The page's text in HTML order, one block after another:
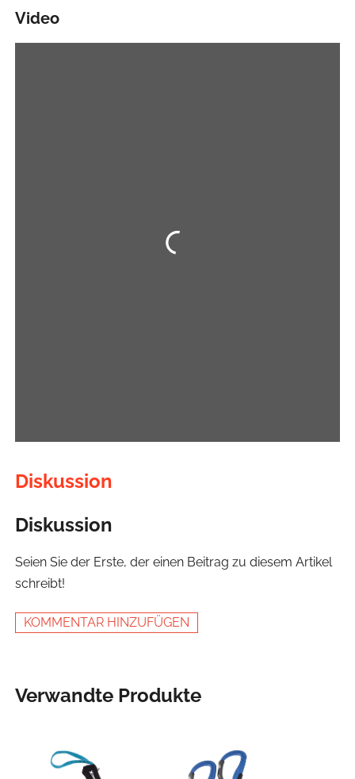
Video
Diskussion
Diskussion
Seien Sie der Erste, der einen Beitrag zu diesem Artikel
schreibt!
KOMMENTAR HINZUFÜGEN
Verwandte Produkte